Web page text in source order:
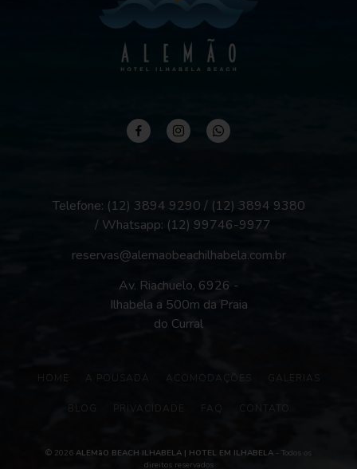
Telefone: (12) 3894 9290 / (12) 3894 9380
/ Whatsapp: (12) 99746-9977
reservas@alemaobeachilhabela.com.br
Av. Riachuelo, 6926 -
Ilhabela a 500m da Praia
do Curral
HOME A POUSADA ACOMODAÇÕES GALERIAS
BLOG PRIVACIDADE FAQ CONTATO
© 2026 ALEMãO BEACH ILHABELA | HOTEL EM ILHABELA - Todos os
direitos reservados